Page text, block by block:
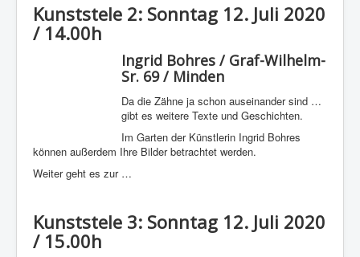
Kunststele 2: Sonntag 12. Juli 2020
/ 14.00h
Ingrid Bohres / Graf-Wilhelm-
Sr. 69 / Minden
Da die Zähne ja schon auseinander sind …
gibt es weitere Texte und Geschichten.
Im Garten der Künstlerin Ingrid Bohres
können außerdem Ihre Bilder betrachtet werden.
Weiter geht es zur …
Kunststele 3: Sonntag 12. Juli 2020
/ 15.00h